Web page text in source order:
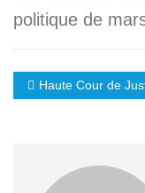
politique de
Haute Cour de